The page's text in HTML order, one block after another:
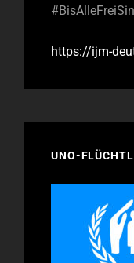
https://ijm-
UNO-